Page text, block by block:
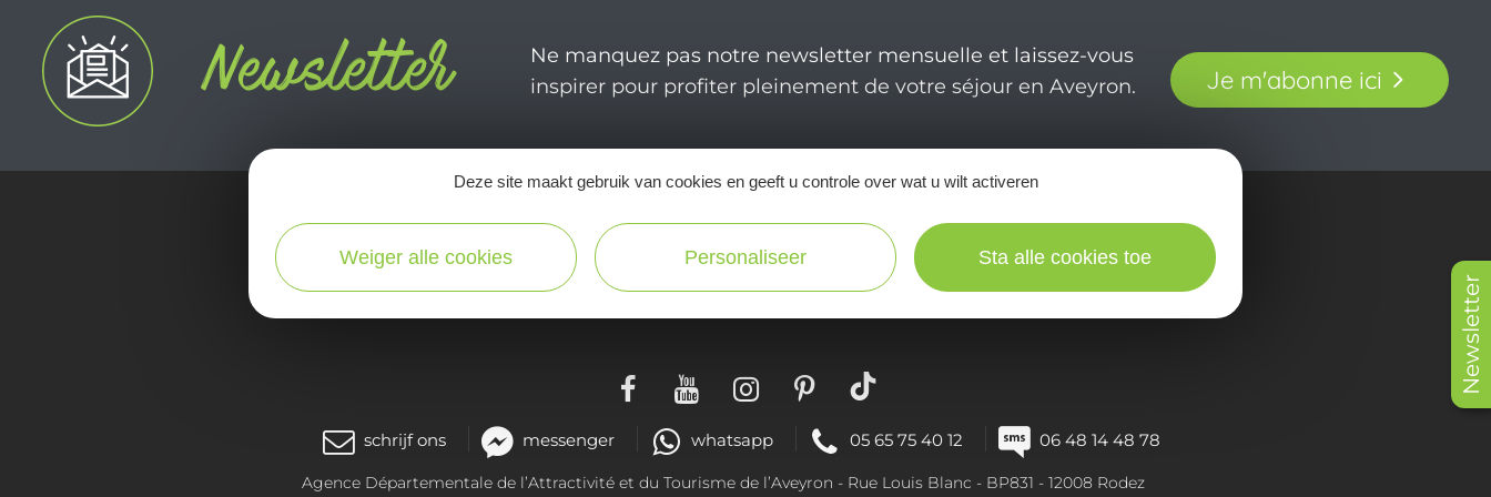
Newsletter
Ne manquez pas notre newsletter mensuelle et laissez-vous
inspirer pour profiter pleinement de votre séjour en Aveyron.
Je m'abonne ici
kaart
Praktische
informatie
schrijf ons messenger whatsapp 05 65 75 40 12 06 48 14 48 78
Agence Départementale de l’Attractivité et du Tourisme de l’Aveyron - Rue Louis Blanc - BP831 - 12008 Rodez
Deze site maakt gebruik van cookies en geeft u controle over wat u wilt activeren
Weiger alle cookies Personaliseer Sta alle cookies toe